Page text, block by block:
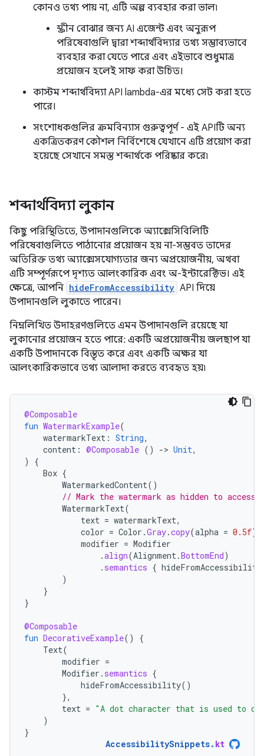
কোনও তথ্য পায় না, এটি অল্প ব্যবহার করা ভাল৷
স্ক্রীন বোঝার জন্য AI এজেন্ট এবং অনুরূপ
পরিষেবাগুলি দ্বারা শব্দার্থবিদ্যার তথ্য সম্ভাব্যভাবে
ব্যবহার করা যেতে পারে এবং এইভাবে শুধুমাত্র
প্রয়োজন হলেই সাফ করা উচিত।
কাস্টম শব্দার্থবিদ্যা API lambda-এর মধ্যে সেট করা হতে
পারে।
সংশোধকগুলির ক্রমবিন্যাস গুরুত্বপূর্ণ - এই APIটি অন্য
একত্রিতকরণ কৌশল নির্বিশেষে যেখানে এটি প্রয়োগ করা
হয়েছে সেখানে সমস্ত শব্দার্থকে পরিষ্কার করে৷
শব্দার্থবিদ্যা লুকান
কিছু পরিস্থিতিতে, উপাদানগুলিকে অ্যাক্সেসিবিলিটি
পরিষেবাগুলিতে পাঠানোর প্রয়োজন হয় না-সম্ভবত তাদের
অতিরিক্ত তথ্য অ্যাক্সেসযোগ্যতার জন্য অপ্রয়োজনীয়, অথবা
এটি সম্পূর্ণরূপে দৃশ্যত আলংকারিক এবং অ-ইন্টারেক্টিভ। এই
ক্ষেত্রে, আপনি hideFromAccessibility API দিয়ে
উপাদানগুলি লুকাতে পারেন।
নিম্নলিখিত উদাহরণগুলিতে এমন উপাদানগুলি রয়েছে যা
লুকানোর প্রয়োজন হতে পারে: একটি অপ্রয়োজনীয় জলছাপ যা
একটি উপাদানকে বিস্তৃত করে এবং একটি অক্ষর যা
আলংকারিকভাবে তথ্য আলাদা করতে ব্যবহৃত হয়৷
@Composable
fun WatermarkExample(
watermarkText : String,
content : @Composable () -> Unit,
)
{
Box {
WatermarkedContent()
// Mark the watermark as hidden to
WatermarkText(
text = watermarkText,
color = Color .Gray.copy(alpha = 0.5f),
modifier = Modifier
.align(Alignment .BottomEnd)
. semantics { hideFromAccessibility
)
}
}
@Composable
fun DecorativeExample()
{
Text(
modifier =
Modifier . semantics {
hideFromAccessibility()
},
text = "A dot character that is used to
)
}
AccessibilitySnippets. kt